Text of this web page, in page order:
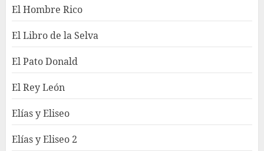
El Hombre Rico
El Libro de la Selva
El Pato Donald
El Rey León
Elías y Eliseo
Elías y Eliseo 2